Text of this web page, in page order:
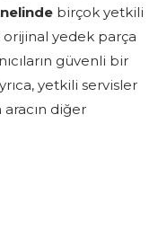
birçok yetkili
orijinal yedek parça
güvenli bir
yetkili servisler
aracın diğer